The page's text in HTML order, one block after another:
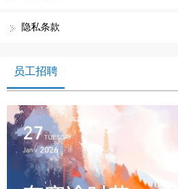
隐私条款
员工招聘